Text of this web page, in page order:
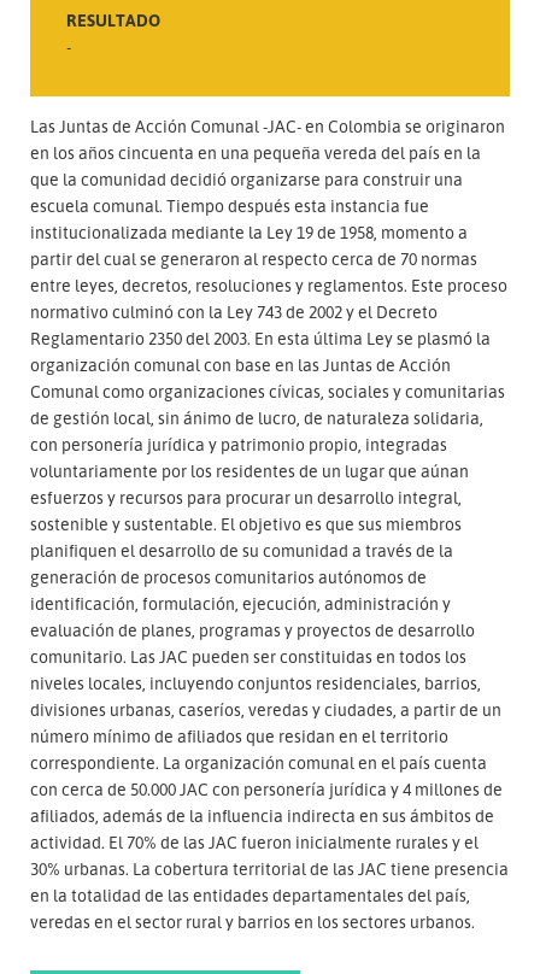
RESULTADO
-
Las Juntas de Acción Comunal -JAC- en Colombia se originaron
en los años cincuenta en una pequeña vereda del país en la
que la comunidad decidió organizarse para construir una
escuela comunal. Tiempo después esta instancia fue
institucionalizada mediante la Ley 19 de 1958, momento a
partir del cual se generaron al respecto cerca de 70 normas
entre leyes, decretos, resoluciones y reglamentos. Este proceso
normativo culminó con la Ley 743 de 2002 y el Decreto
Reglamentario 2350 del 2003. En esta última Ley se plasmó la
organización comunal con base en las Juntas de Acción
Comunal como organizaciones cívicas, sociales y comunitarias
de gestión local, sin ánimo de lucro, de naturaleza solidaria,
con personería jurídica y patrimonio propio, integradas
voluntariamente por los residentes de un lugar que aúnan
esfuerzos y recursos para procurar un desarrollo integral,
sostenible y sustentable. El objetivo es que sus miembros
planifiquen el desarrollo de su comunidad a través de la
generación de procesos comunitarios autónomos de
identificación, formulación, ejecución, administración y
evaluación de planes, programas y proyectos de desarrollo
comunitario. Las JAC pueden ser constituidas en todos los
niveles locales, incluyendo conjuntos residenciales, barrios,
divisiones urbanas, caseríos, veredas y ciudades, a partir de un
número mínimo de afiliados que residan en el territorio
correspondiente. La organización comunal en el país cuenta
con cerca de 50.000 JAC con personería jurídica y 4 millones de
afiliados, además de la influencia indirecta en sus ámbitos de
actividad. El 70% de las JAC fueron inicialmente rurales y el
30% urbanas. La cobertura territorial de las JAC tiene presencia
en la totalidad de las entidades departamentales del país,
veredas en el sector rural y barrios en los sectores urbanos.